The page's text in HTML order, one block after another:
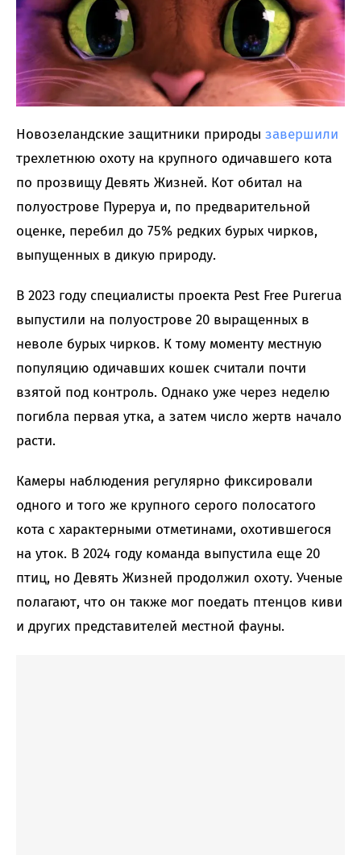
Новозеландские защитники природы завершили
трехлетнюю охоту на крупного одичавшего кота
по прозвищу Девять Жизней. Кот обитал на
полуострове Пуреруа и, по предварительной
оценке, перебил до 75% редких бурых чирков,
выпущенных в дикую природу.
В 2023 году специалисты проекта Pest Free Purerua
выпустили на полуострове 20 выращенных в
неволе бурых чирков. К тому моменту местную
популяцию одичавших кошек считали почти
взятой под контроль. Однако уже через неделю
погибла первая утка, а затем число жертв начало
расти.
Камеры наблюдения регулярно фиксировали
одного и того же крупного серого полосатого
кота с характерными отметинами, охотившегося
на уток. В 2024 году команда выпустила еще 20
птиц, но Девять Жизней продолжил охоту. Ученые
полагают, что он также мог поедать птенцов киви
и других представителей местной фауны.